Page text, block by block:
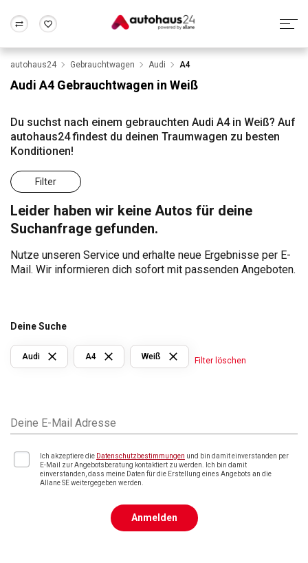
Wir bewerten dein Auto
Alle Fragen & Antworten
Rund um die Inzahlungnahme
Frankfurt Wuppertal
autohaus24 Gebrauchtwagen Audi A4
Audi A4 Gebrauchtwagen in Weiß
Du suchst nach einem gebrauchten Audi A4 in Weiß? Auf
autohaus24 findest du deinen Traumwagen zu besten
Konditionen!
Filter
Leider haben wir keine Autos für deine
Suchanfrage gefunden.
Nutze unseren Service und erhalte neue Ergebnisse per E-
Mail. Wir informieren dich sofort mit passenden Angeboten.
Deine Suche
Audi A4 Weiß Filter löschen
Deine E-Mail Adresse
Ich akzeptiere die Datenschutzbestimmungen und bin damit einverstanden per
E-Mail zur Angebotsberatung kontaktiert zu werden. Ich bin damit
einverstanden, dass meine Daten für die Erstellung eines Angebots an die
Allane SE weitergegeben werden.
Anmelden